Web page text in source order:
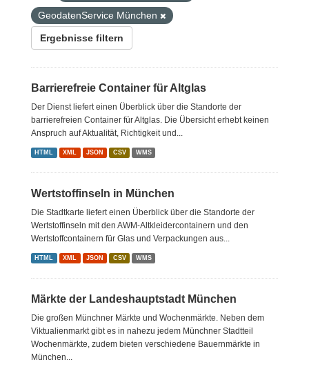
GeodatenService München
Ergebnisse filtern
Barrierefreie Container für Altglas
Der Dienst liefert einen Überblick über die Standorte der
barrierefreien Container für Altglas. Die Übersicht erhebt keinen
Anspruch auf Aktualität, Richtigkeit und...
HTML XML JSON CSV WMS
Wertstoffinseln in München
Die Stadtkarte liefert einen Überblick über die Standorte der
Wertstoffinseln mit den AWM-Altkleidercontainern und den
Wertstoffcontainern für Glas und Verpackungen aus...
HTML XML JSON CSV WMS
Märkte der Landeshauptstadt München
Die großen Münchner Märkte und Wochenmärkte. Neben dem
Viktualienmarkt gibt es in nahezu jedem Münchner Stadtteil
Wochenmärkte, zudem bieten verschiedene Bauernmärkte in
München...